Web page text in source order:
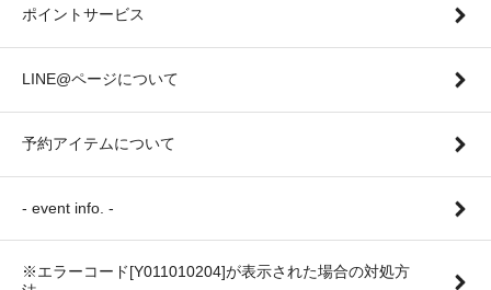
ポイントサービス
LINE@ページについて
予約アイテムについて
- event info. -
※エラーコード[Y011010204]が表示された場合の対処方